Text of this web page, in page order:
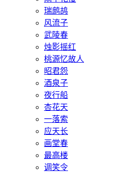
瑞鹧鸪
风流子
武陵春
烛影摇红
桃源忆故人
昭君怨
酒泉子
夜行船
杏花天
一落索
应天长
画堂春
最高楼
调笑令